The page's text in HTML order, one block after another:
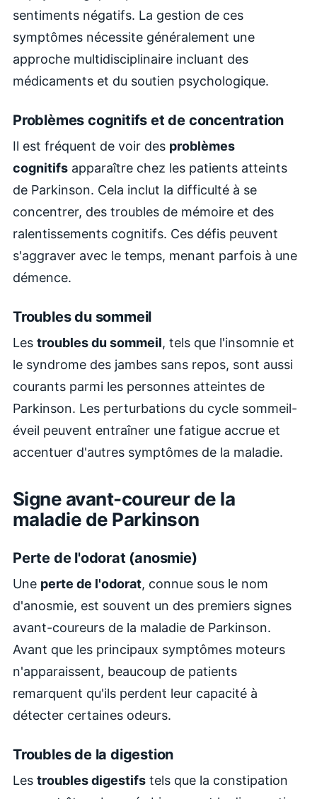
sentiments négatifs. La gestion de ces
symptômes nécessite généralement une
approche multidisciplinaire incluant des
médicaments et du soutien psychologique.
Problèmes cognitifs et de concentration
Il est fréquent de voir des problèmes
cognitifs apparaître chez les patients atteints
de Parkinson. Cela inclut la difficulté à se
concentrer, des troubles de mémoire et des
ralentissements cognitifs. Ces défis peuvent
s'aggraver avec le temps, menant parfois à une
démence.
Troubles du sommeil
Les troubles du sommeil, tels que l'insomnie et
le syndrome des jambes sans repos, sont aussi
courants parmi les personnes atteintes de
Parkinson. Les perturbations du cycle sommeil-
éveil peuvent entraîner une fatigue accrue et
accentuer d'autres symptômes de la maladie.
Signe avant-coureur de la
maladie de Parkinson
Perte de l'odorat (anosmie)
Une perte de l'odorat, connue sous le nom
d'anosmie, est souvent un des premiers signes
avant-coureurs de la maladie de Parkinson.
Avant que les principaux symptômes moteurs
n'apparaissent, beaucoup de patients
remarquent qu'ils perdent leur capacité à
détecter certaines odeurs.
Troubles de la digestion
Les troubles digestifs tels que la constipation